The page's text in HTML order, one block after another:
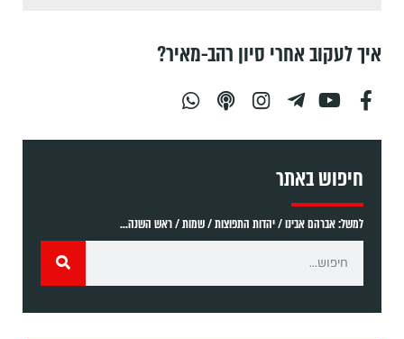
איך לעקוב אחרי סיון רהב-מאיר?
חיפוש באתר
למשל: אברהם אבינו / יהדות התפוצות / שמות / ראש השנה...